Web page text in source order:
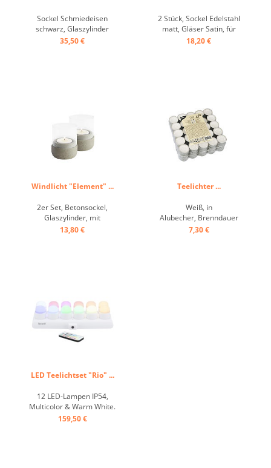
Sockel Schmiedeisen
schwarz, Glaszylinder
gebaucht, Ölkartusche ...
35,50 €
2 Stück, Sockel Edelstahl
matt, Gläser Satin, für
Teelichter ...
18,20 €
Windlicht "Element" ...
2er Set, Betonsockel,
Glaszylinder, mit
möbelschonender
13,80 €
Teelichter ...
Weiß, in
Alubecher, Brenndauer
ca.4h ...
7,30 €
LED Teelichtset "Rio" ...
12 LED-Lampen IP54,
Multicolor & Warm White.
Inkl. Ladestation, USB-C-
159,50 €